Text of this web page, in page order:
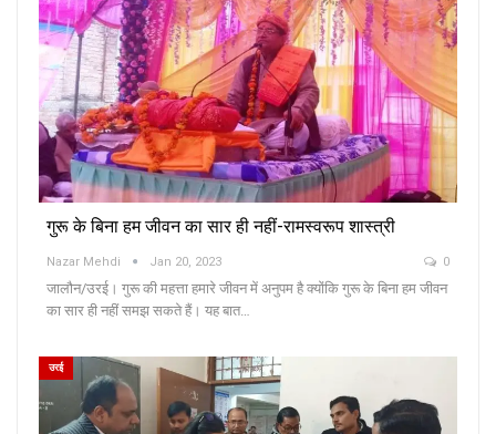
गुरू के बिना हम जीवन का सार ही नहीं-रामस्वरूप शास्त्री
Nazar Mehdi Jan 20, 2023 0
जालौन/उरई। गुरू की महत्ता हमारे जीवन में अनुपम है क्योंकि गुरू के बिना हम जीवन
का सार ही नहीं समझ सकते हैं। यह बात…
उरई